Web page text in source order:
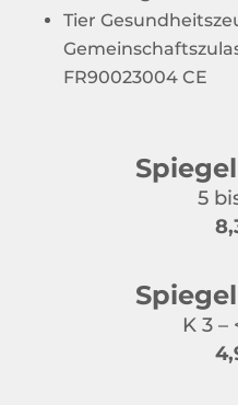
Tier
FR90023004 CE
5
K 3 –